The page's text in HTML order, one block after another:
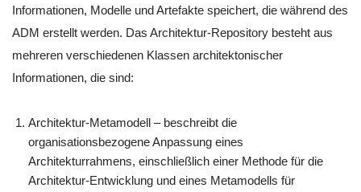
Informationen, Modelle und Artefakte speichert, die während des
ADM erstellt werden. Das Architektur-Repository besteht aus
mehreren verschiedenen Klassen architektonischer
Informationen, die sind:
Architektur-Metamodell – beschreibt die
organisationsbezogene Anpassung eines
Architekturrahmens, einschließlich einer Methode für die
Architektur-Entwicklung und eines Metamodells für